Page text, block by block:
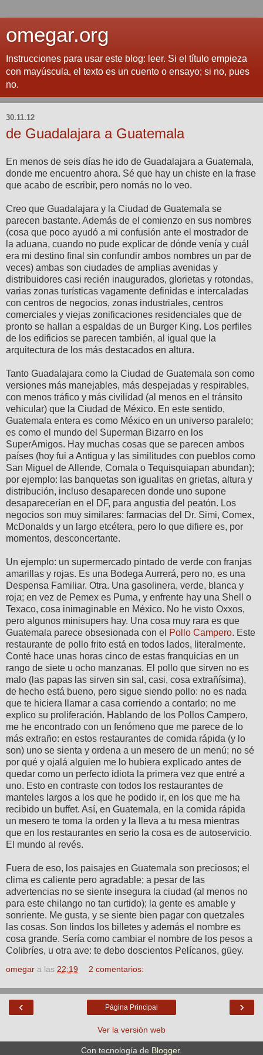
omegar.org
Instrucciones para usar este blog: leer. Si el título empieza
con mayúscula, el texto es un cuento o ensayo; si no, pues
no.
30.11.12
de Guadalajara a Guatemala
En menos de seis días he ido de Guadalajara a Guatemala,
donde me encuentro ahora. Sé que hay un chiste en la frase
que acabo de escribir, pero nomás no lo veo.
Creo que Guadalajara y la Ciudad de Guatemala se
parecen bastante. Además de el comienzo en sus nombres
(cosa que poco ayudó a mi confusión ante el mostrador de
la aduana, cuando no pude explicar de dónde venía y cuál
era mi destino final sin confundir ambos nombres un par de
veces) ambas son ciudades de amplias avenidas y
distribuidores casi recién inaugurados, glorietas y rotondas,
varias zonas turísticas vagamente definidas e intercaladas
con centros de negocios, zonas industriales, centros
comerciales y viejas zonificaciones residenciales que de
pronto se hallan a espaldas de un Burger King. Los perfiles
de los edificios se parecen también, al igual que la
arquitectura de los más destacados en altura.
Tanto Guadalajara como la Ciudad de Guatemala son como
versiones más manejables, más despejadas y respirables,
con menos tráfico y más civilidad (al menos en el tránsito
vehicular) que la Ciudad de México. En este sentido,
Guatemala entera es como México en un universo paralelo;
es como el mundo del Superman Bizarro en los
SuperAmigos. Hay muchas cosas que se parecen ambos
países (hoy fui a Antigua y las similitudes con pueblos como
San Miguel de Allende, Comala o Tequisquiapan abundan);
por ejemplo: las banquetas son igualitas en grietas, altura y
distribución, incluso desaparecen donde uno supone
desaparecerían en el DF, para angustia del peatón. Los
negocios son muy similares: farmacias del Dr. Simi, Comex,
McDonalds y un largo etcétera, pero lo que difiere es, por
momentos, desconcertante.
Un ejemplo: un supermercado pintado de verde con franjas
amarillas y rojas. Es una Bodega Aurrerá, pero no, es una
Despensa Familiar. Otra. Una gasolinera, verde, blanca y
roja; en vez de Pemex es Puma, y enfrente hay una Shell o
Texaco, cosa inimaginable en México. No he visto Oxxos,
pero algunos minisupers hay. Una cosa muy rara es que
Guatemala parece obsesionada con el Pollo Campero. Este
restaurante de pollo frito está en todos lados, literalmente.
Conté hace unas horas cinco de estas franquicias en un
rango de siete u ocho manzanas. El pollo que sirven no es
malo (las papas las sirven sin sal, casi, cosa extrañísima),
de hecho está bueno, pero sigue siendo pollo: no es nada
que te hiciera llamar a casa corriendo a contarlo; no me
explico su proliferación. Hablando de los Pollos Campero,
me he encontrado con un fenómeno que me parece de lo
más extraño: en estos restaurantes de comida rápida (y lo
son) uno se sienta y ordena a un mesero de un menú; no sé
por qué y ojalá alguien me lo hubiera explicado antes de
quedar como un perfecto idiota la primera vez que entré a
uno. Esto en contraste con todos los restaurantes de
manteles largos a los que he podido ir, en los que me ha
recibido un buffet. Así, en Guatemala, en la comida rápida
un mesero te toma la orden y la lleva a tu mesa mientras
que en los restaurantes en serio la cosa es de autoservicio.
El mundo al revés.
Fuera de eso, los paisajes en Guatemala son preciosos; el
clima es caliente pero agradable; a pesar de las
advertencias no se siente insegura la ciudad (al menos no
para este chilango no tan curtido); la gente es amable y
sonriente. Me gusta, y se siente bien pagar con quetzales
las cosas. Son lindos los billetes y además el nombre es
cosa grande. Sería como cambiar el nombre de los pesos a
Colibríes, u otra ave: te debo doscientos Pelícanos, güey.
omegar a las 22:19 2 comentarios:
‹ ›
Página Principal
Ver la versión web
Con tecnología de Blogger.